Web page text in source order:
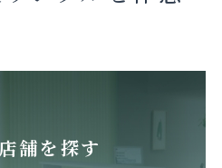
舗を探す